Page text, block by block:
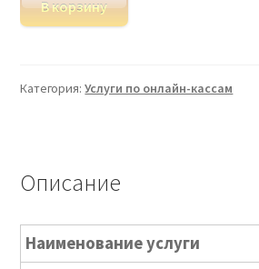
В корзину
Категория:Услуги по онлайн-кассам
Описание
Наименование услуги